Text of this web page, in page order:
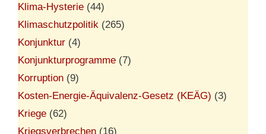
Klima-Hysterie (44)
Klimaschutzpolitik (265)
Konjunktur (4)
Konjunkturprogramme (7)
Korruption (9)
Kosten-Energie-Äquivalenz-Gesetz (KEÄG) (3)
Kriege (62)
Kriegsverbrechen (16)